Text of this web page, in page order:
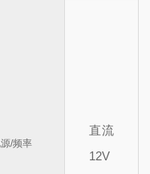
/频率
直流
12V